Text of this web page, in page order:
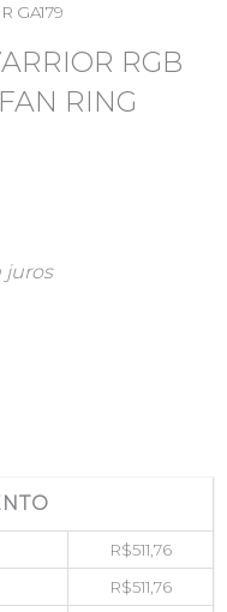
GA179
RGB
RING
R$511,76
R$511,76